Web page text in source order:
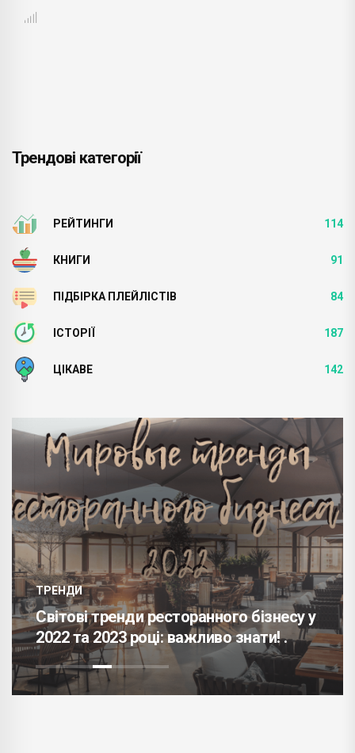
Трендові категорії
РЕЙТИНГИ 114
КНИГИ 91
ПІДБІРКА ПЛЕЙЛІСТІВ 84
ІСТОРІЇ 187
ЦІКАВЕ 142
ТРЕНДИ
Світові тренди ресторанного бізнесу у
2022 та 2023 році: важливо знати! .